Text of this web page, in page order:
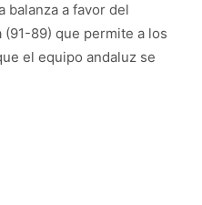
balanza a favor del
(91-89) que permite a los
el equipo andaluz se